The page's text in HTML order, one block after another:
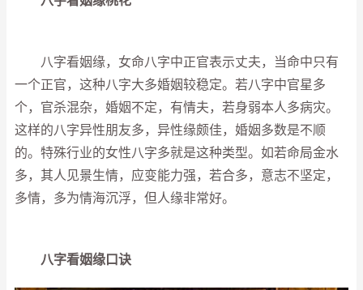
八字看姻缘，女命八字中正官表示丈夫，当命中只有
一个正官，这种八字大多婚姻较稳定。若八字中官星多
个，官杀混杂，婚姻不定，有情夫，若身弱本人多病灾。
这样的八字异性朋友多，异性缘颇佳，婚姻多数是不顺
的。特殊行业的女性八字多就是这种类型。如若命局金水
多，其人见景生情，应变能力强，若合多，意志不坚定，
多情，多为情海沉浮，但人缘非常好。
八字看姻缘口诀